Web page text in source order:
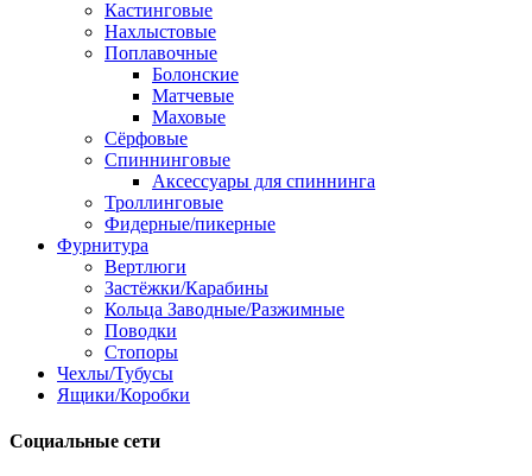
Кастинговые
Нахлыстовые
Поплавочные
Болонские
Матчевые
Маховые
Сёрфовые
Спиннинговые
Аксессуары для спиннинга
Троллинговые
Фидерные/пикерные
Фурнитура
Вертлюги
Застёжки/Карабины
Кольца Заводные/Разжимные
Поводки
Стопоры
Чехлы/Тубусы
Ящики/Коробки
Социальные сети